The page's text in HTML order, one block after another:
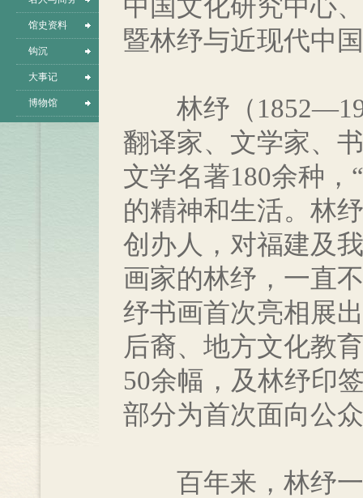
馆史资料
钩沉
大事记
博物馆
中国文化研究中心
暨林纾与近现代中
林纾（
翻译家、文学家、
文学名著180余种
的精神和生活。林
创办人，对福建及
画家的林纾，一直
纾书画首次亮相展
后裔、地方文化教
50余幅，及林纾印
部分为首次面向公
百年来，林纾一